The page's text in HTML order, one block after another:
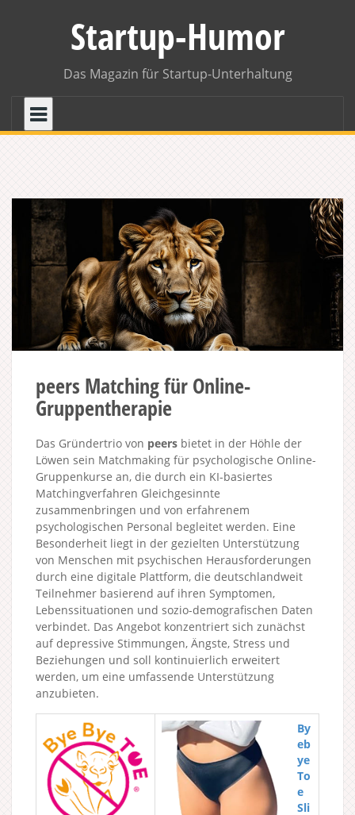
Startup-Humor
Das Magazin für Startup-Unterhaltung
peers Matching für Online-
Gruppentherapie
Das Gründertrio von peers bietet in der Höhle der
Löwen sein Matchmaking für psychologische Online-
Gruppenkurse an, die durch ein KI-basiertes
Matchingverfahren Gleichgesinnte
zusammenbringen und von erfahrenem
psychologischen Personal begleitet werden. Eine
Besonderheit liegt in der gezielten Unterstützung
von Menschen mit psychischen Herausforderungen
durch eine digitale Plattform, die deutschlandweit
Teilnehmer basierend auf ihren Symptomen,
Lebenssituationen und sozio-demografischen Daten
verbindet. Das Angebot konzentriert sich zunächst
auf depressive Stimmungen, Ängste, Stress und
Beziehungen und soll kontinuierlich erweitert
werden, um eine umfassende Unterstützung
anzubieten.
By
eb
ye
To
e
Sli